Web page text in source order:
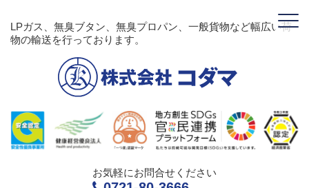
LPガス、無臭ブタン、無臭プロパン、一般貨物など幅広い荷
物の輸送を行っております。
お気軽にお問合せください